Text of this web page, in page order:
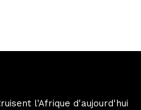
l'Afrique d'aujourd'hui